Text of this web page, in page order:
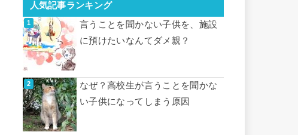
人気記事ランキング
言うことを聞かない子供を、施設
に預けたいなんてダメ親？
なぜ？高校生が言うことを聞かな
い子供になってしまう原因